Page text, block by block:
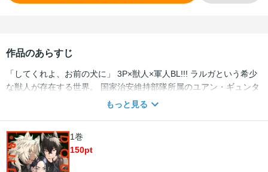
作品のあらすじ
「してくれよ、お前の犬に」 3P×獣人×軍人BL!!! ラルガという希少
な獣人が存在する世界。 国家治安維持部隊所属のユアン・ギュンタ
ーはラルガを使った違法賭博を取り締まるため闘犬場を訪れる。そ
この作品は「Tulle vol.24 Sexy」に収録されています。重複購入に
ご注意ください。
もっと見る
1巻
150pt